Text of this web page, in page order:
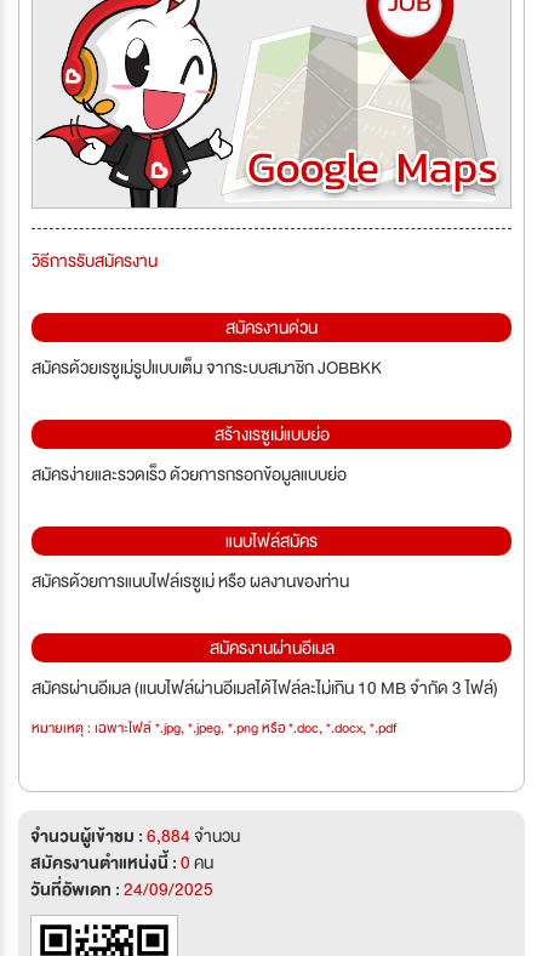
วิธีการรับสมัครงาน
สมัครงานด่วน
สมัครด้วยเรซูเม่รูปแบบเต็ม จากระบบสมาชิก JOBBKK
สร้างเรซูเม่แบบย่อ
สมัครง่ายและรวดเร็ว ด้วยการกรอกข้อมูลแบบย่อ
แนบไฟล์สมัคร
สมัครด้วยการแนบไฟล์เรซูเม่ หรือ ผลงานของท่าน
สมัครงานผ่านอีเมล
สมัครผ่านอีเมล (แนบไฟล์ผ่านอีเมลได้ไฟล์ละไม่เกิน 10 MB จำกัด 3 ไฟล์)
หมายเหตุ : เฉพาะไฟล์ *.jpg, *.jpeg, *.png หรือ *.doc, *.docx, *.pdf
จำนวนผู้เข้าชม :6,884จำนวน
สมัครงานตำแหน่งนี้ :0คน
วันที่อัพเดท :24/09/2025